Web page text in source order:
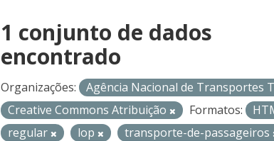
1 conjunto de dados
encontrado
Organizações: Agência Nacional de Transportes
Creative Commons Atribuição
Formatos:
regular
lop transporte-de-passageiros